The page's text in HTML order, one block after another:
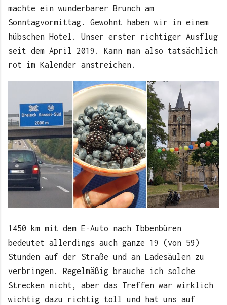
machte ein wunderbarer Brunch am
Sonntagvormittag. Gewohnt haben wir in einem
hübschen Hotel. Unser erster richtiger Ausflug
seit dem April 2019. Kann man also tatsächlich
rot im Kalender anstreichen.
1450 km mit dem E-Auto nach Ibbenbüren
bedeutet allerdings auch ganze 19 (von 59)
Stunden auf der Straße und an Ladesäulen zu
verbringen. Regelmäßig brauche ich solche
Strecken nicht, aber das Treffen war wirklich
wichtig dazu richtig toll und hat uns auf